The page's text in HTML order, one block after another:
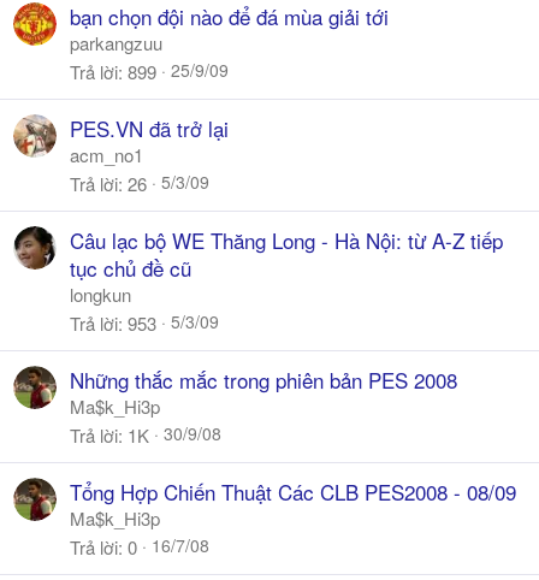
bạn chọn đội nào để đá mùa giải tới
parkangzuu
Trả lời 899 25/9/09
PES.VN đã trở lại
acm_no1
Trả lời 26 5/3/09
Câu lạc bộ WE Thăng Long - Hà Nội: từ A-Z tiếp
tục chủ đề cũ
longkun
Trả lời 953 5/3/09
Những thắc mắc trong phiên bản PES 2008
Ma$k_Hi3p
Trả lời 1K 30/9/08
Tổng Hợp Chiến Thuật Các CLB PES2008 - 08/09
Ma$k_Hi3p
Trả lời 0 16/7/08